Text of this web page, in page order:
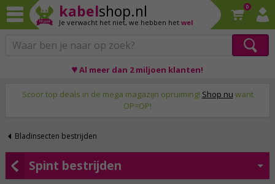
kabelshop.nl
Je verwacht het niet, we hebben het wel
0
♥ Al meer dan 2 miljoen klanten!
Scoor top deals in de mega magazijn opruiming! Shop nu want
OP=OP!
Bladinsecten bestrijden
Spint bestrijden